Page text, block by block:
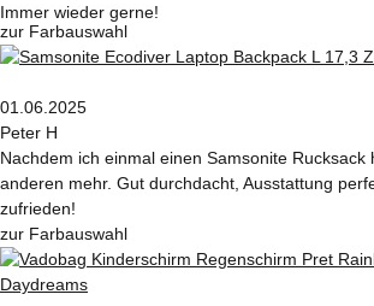
Immer wieder gerne!
zur Farbauswahl
01.06.2025
Peter H
Nachdem ich einmal einen Samsonite Rucksack
anderen mehr. Gut durchdacht, Ausstattung
zufrieden!
zur Farbauswahl